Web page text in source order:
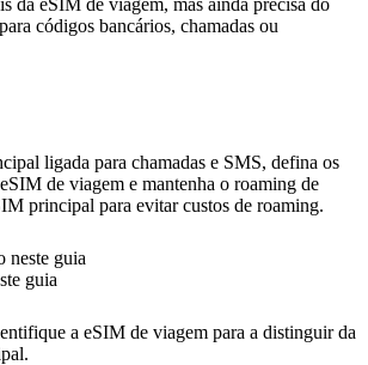
códigos bancários, chamadas ou
ligada para chamadas e SMS, defina os
de viagem e mantenha o roaming de
principal para evitar custos de roaming.
neste guia
guia
a eSIM de viagem para a distinguir da